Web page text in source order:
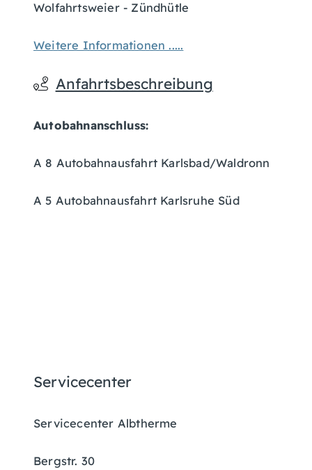
Wolfahrtsweier - Zündhütle
Weitere Informationen .....
Anfahrtsbeschreibung
Autobahnanschluss:
A 8 Autobahnausfahrt Karlsbad/Waldronn
A 5 Autobahnausfahrt Karlsruhe Süd
Servicecenter
Servicecenter Albtherme
Bergstr. 30